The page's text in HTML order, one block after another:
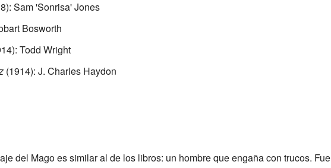
Sam 'Sonrisa' Jones
Bosworth
Todd Wright
(1914): J. Charles Haydon
del Mago es similar al de los libros: un hombre que engaña con trucos. Fue